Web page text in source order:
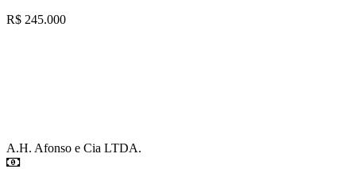
R$ 245.000
A.H. Afonso e Cia LTDA.